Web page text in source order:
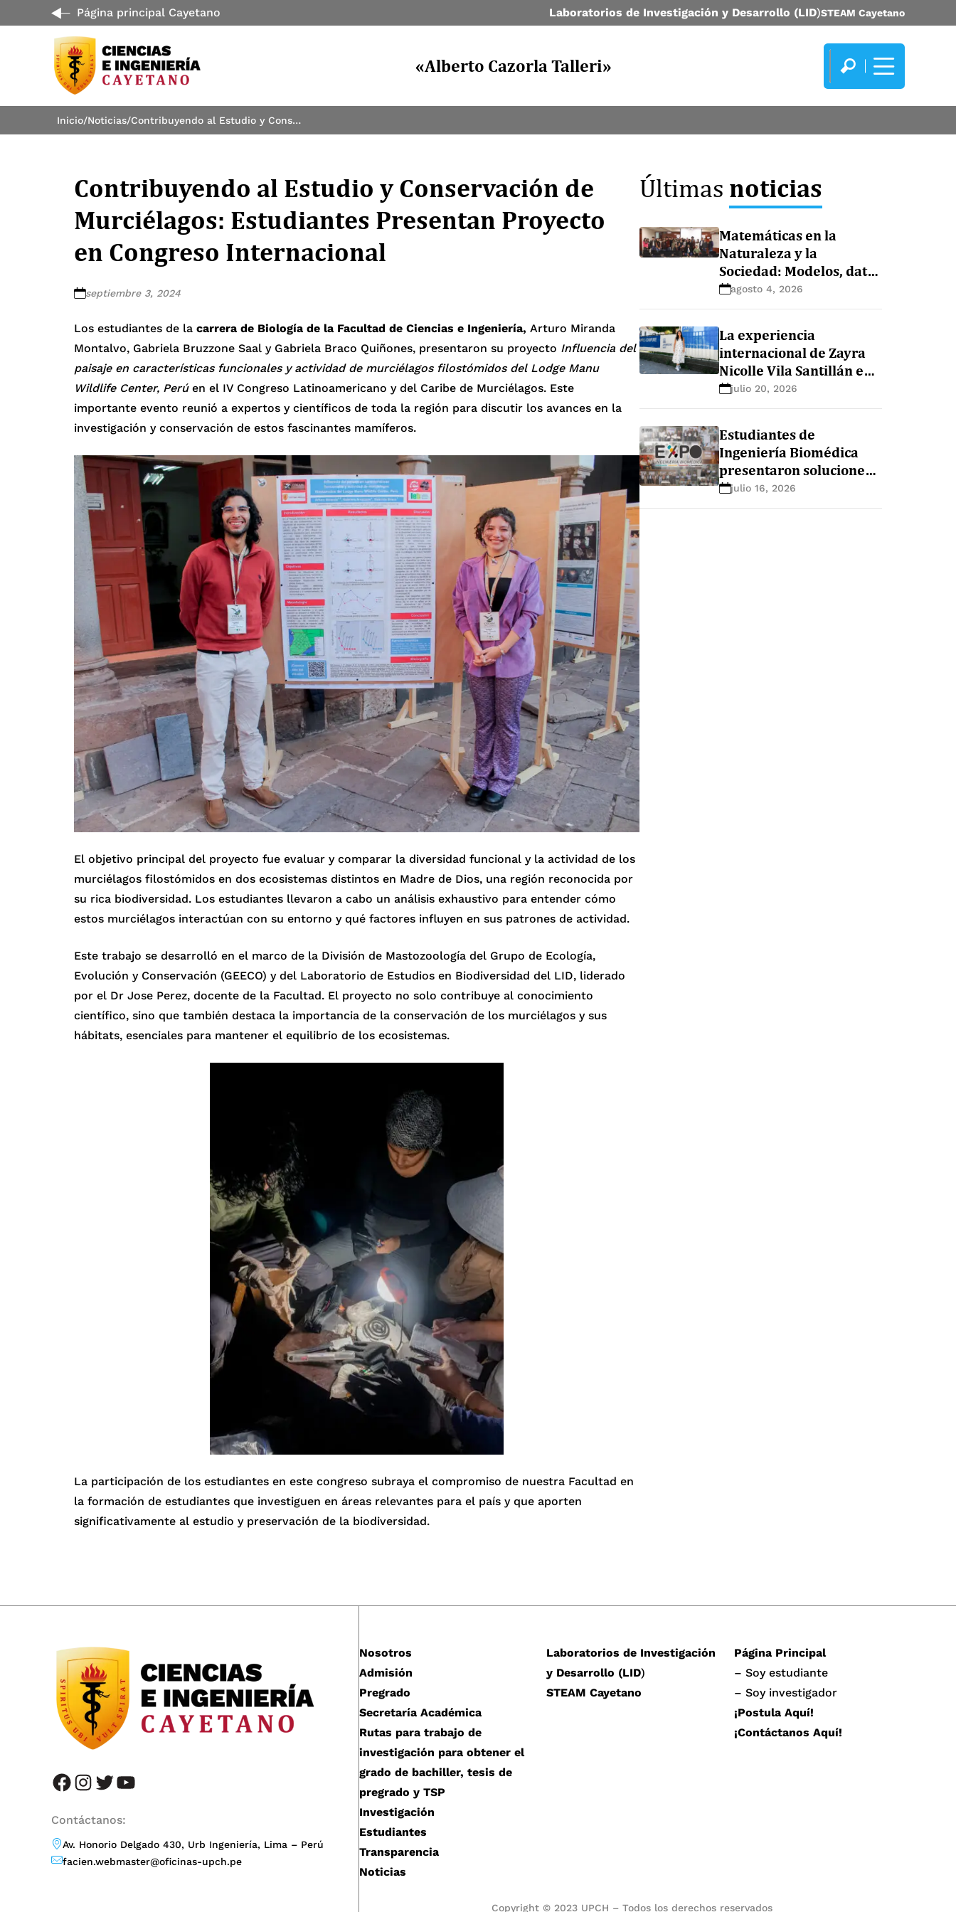
Página principal Cayetano Laboratorios de Investigación y Desarrollo (LID)STEAM Cayetano
«Alberto Cazorla Talleri»
Inicio/Noticias/ Contribuyendo al Estudio y Conservación de Murciélagos: Estudiantes Presentan Proyecto en Congreso Internacional
Contribuyendo al Estudio y Conservación de
Murciélagos: Estudiantes Presentan Proyecto
en Congreso Internacional
septiembre 3, 2024
Los estudiantes de la carrera de Biología de la Facultad de Ciencias e Ingeniería, Arturo Miranda
Montalvo, Gabriela Bruzzone Saal y Gabriela Braco Quiñones, presentaron su proyecto Influencia del
paisaje en características funcionales y actividad de murciélagos filostómidos del Lodge Manu
Wildlife Center, Perú en el IV Congreso Latinoamericano y del Caribe de Murciélagos. Este
importante evento reunió a expertos y científicos de toda la región para discutir los avances en la
investigación y conservación de estos fascinantes mamíferos.
El objetivo principal del proyecto fue evaluar y comparar la diversidad funcional y la actividad de los
murciélagos filostómidos en dos ecosistemas distintos en Madre de Dios, una región reconocida por
su rica biodiversidad. Los estudiantes llevaron a cabo un análisis exhaustivo para entender cómo
estos murciélagos interactúan con su entorno y qué factores influyen en sus patrones de actividad.
Este trabajo se desarrolló en el marco de la División de Mastozoología del Grupo de Ecología,
Evolución y Conservación (GEECO) y del Laboratorio de Estudios en Biodiversidad del LID, liderado
por el Dr Jose Perez, docente de la Facultad. El proyecto no solo contribuye al conocimiento
científico, sino que también destaca la importancia de la conservación de los murciélagos y sus
hábitats, esenciales para mantener el equilibrio de los ecosistemas.
La participación de los estudiantes en este congreso subraya el compromiso de nuestra Facultad en
la formación de estudiantes que investiguen en áreas relevantes para el país y que aporten
significativamente al estudio y preservación de la biodiversidad.
Últimas noticias
Matemáticas en la
Naturaleza y la
Sociedad: Modelos, datos
y ecosistemas
agosto 4, 2026
La experiencia
internacional de Zayra
Nicolle Vila Santillán en
la maestría de nutrición
y sistemas alimentarios
(Bélgica)
julio 20, 2026
Estudiantes de
Ingeniería Biomédica
presentaron soluciones
innovadoras para el
sector salud durante la
julio 16, 2026
facebook instagram twitter YouTube
Contáctanos:
Av. Honorio Delgado 430, Urb Ingeniería, Lima – Perú
facien.webmaster@oficinas-upch.pe
Nosotros
Admisión
Pregrado
Secretaría Académica
Rutas para trabajo de
investigación para obtener el
grado de bachiller, tesis de
pregrado y TSP
Investigación
Estudiantes
Transparencia
Noticias
Laboratorios de Investigación
y Desarrollo (LID)
STEAM Cayetano
Página Principal
– Soy estudiante
– Soy investigador
¡Postula Aquí!
¡Contáctanos Aquí!
Copyright © 2023 UPCH – Todos los derechos reservados